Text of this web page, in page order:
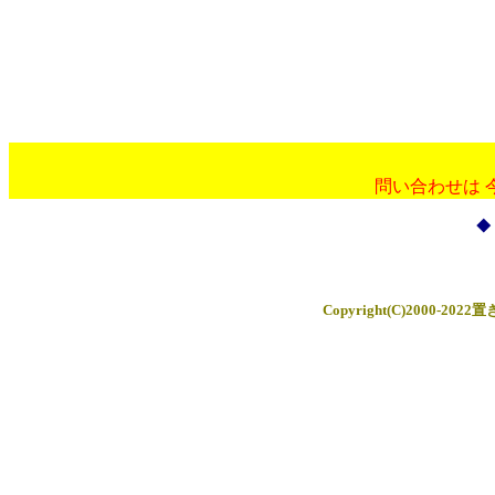
問い合わせは
◆
Copyright(C)2000-2022